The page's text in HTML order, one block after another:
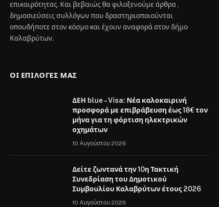
επικαιρότητας. Και βεβαιώς θα φιλοξενούμε άρθρα ,
δημοσιεύσεις συλλόγων που δραστηριοποιούνται
οπουδήποτε στον κόσμο και έχουν αναφορά στον δήμο
Καλαβρύτων.
ΟΙ ΕΠΙΛΟΓΈΣ ΜΑΣ
ΔΕΗ blue – Visa: Νέα καλοκαιρινή
προσφορά με επιβράβευση έως 18€ τον
μήνα για τη φόρτιση ηλεκτρικών
οχημάτων
10 Αυγούστου 2026
Δείτε ζωντανά την 10η Τακτική
Συνεδρίαση του Δημοτικού
Συμβουλίου Καλαβρύτων έτους 2026
10 Αυγούστου 2026